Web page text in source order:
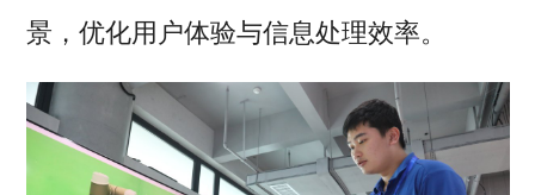
景，优化用户体验与信息处理效率。